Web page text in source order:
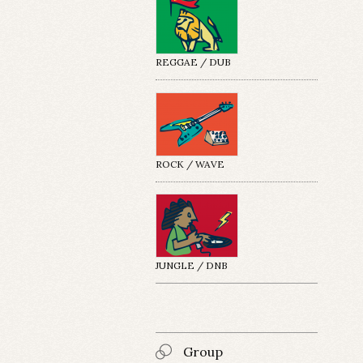
REGGAE / DUB
ROCK / WAVE
JUNGLE / DNB
Group